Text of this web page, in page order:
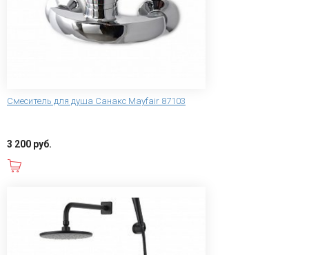
Смеситель для душа Санакс Mayfair 87103
3 200 руб.